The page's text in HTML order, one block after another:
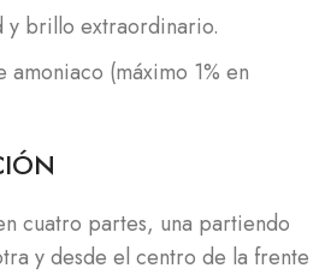
y brillo extraordinario.
(máximo 1% en
cuatro partes, una partiendo
y desde el centro de la frente